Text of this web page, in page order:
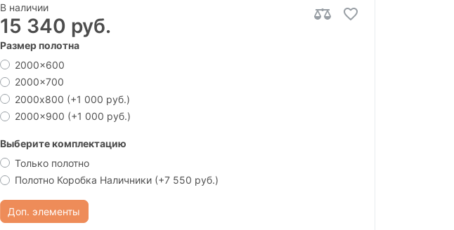
В наличии
15 340 руб.
Размер полотна
2000x600
2000x700
2000х800 (+1 000 руб.)
2000x900 (+1 000 руб.)
Выберите комплектацию
Только полотно
Полотно Коробка Наличники (+7 550 руб.)
Доп. элементы